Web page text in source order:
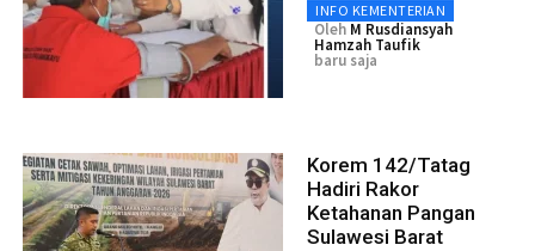
INFO KEMENTERIAN
Oleh M Rusdiansyah
Hamzah Taufik
baru saja
Korem 142/Tatag
Hadiri Rakor
Ketahanan Pangan
Sulawesi Barat